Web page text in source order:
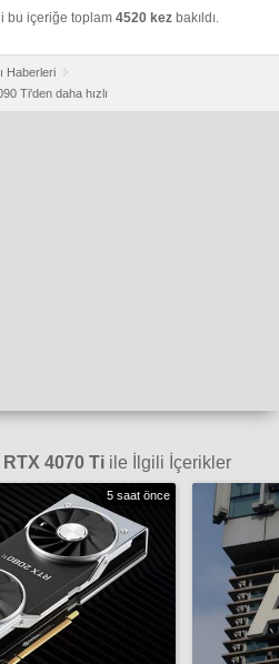
bu içeriğe toplam 4520 kez bakıldı.
Haberleri
Ti'den daha hızlı
RTX 4070 Ti ile İlgili İçerikler
5 saat önce